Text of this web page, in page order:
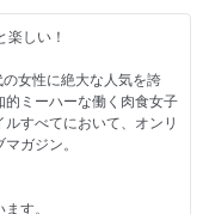
イBEST3
楽ハワイステイ
Page
です｣
ック
！ PART 1 御用達ブラン
本気買い｣BEST5
いことありそう…な、春
禁です
しい！
女性に絶大な人気を誇
ミーハーな働く肉食女子
すべてにおいて、オンリ
ガジン。
す。